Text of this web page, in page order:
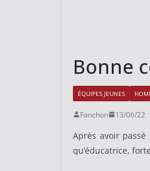
Bonne
ÉQUIPES JEUNES
Fanchon 13/06/22
Après avoir
qu’éducatrice,